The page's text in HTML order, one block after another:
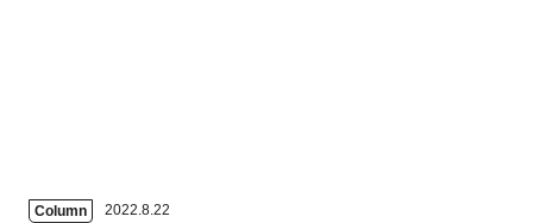
Column 2022.8.22